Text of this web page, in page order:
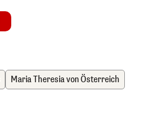
Maria Theresia von Österreich